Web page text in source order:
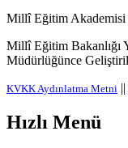
Millî Eğitim Akademisi
Millî Eğitim Bakanlığı
Müdürlüğünce
KVKK Aydınlatma Metni ||
Hızlı Menü